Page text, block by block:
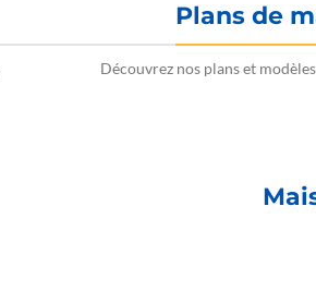
Plans de
Découvrez nos plans et